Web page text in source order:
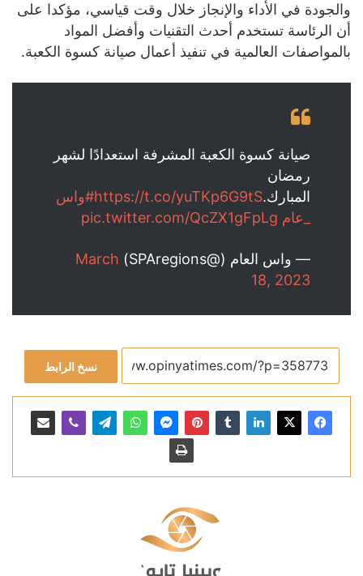
والجودة في الأداء والإنجاز خلال وقت قياسي، مؤكدا على
أن الرئاسة تستخدم أحدث التقنيات وأفضل المواد
بالمواصفات العالمية في تنفيذ أعمال صيانة كسوة الكعبة.
صيانة كسوة الكعبة المشرفة استعدادًا لشهر
رمضان
المبارك.https://t.co/yuTKp6G9tS#واس
_عام pic.twitter.com/QcZX1gFpLg
— واس العام (@SPAregions)
March
18, 2023
نسخ الرابط